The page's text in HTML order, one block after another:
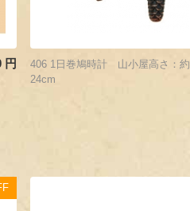
円
406 1日巻鳩時計 山小屋高さ：約
24cm